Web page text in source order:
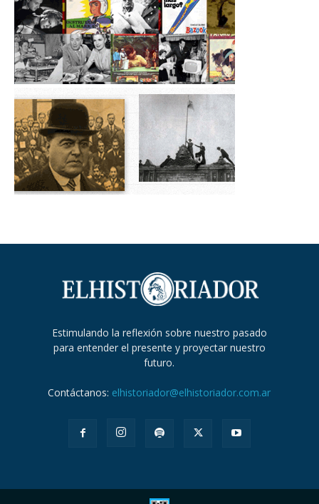
Estimulando la reflexión sobre nuestro pasado
para entender el presente y proyectar nuestro
futuro.
Contáctanos: elhistoriador@elhistoriador.com.ar